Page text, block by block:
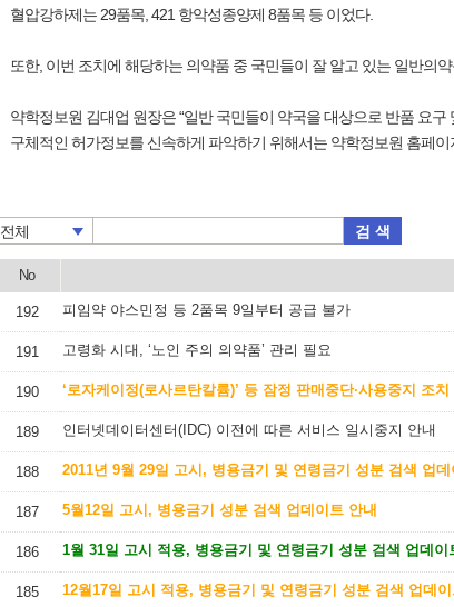
혈압강하제는 29품목, 421 항악성종양제 8품목 등 이었다.
또한, 이번 조치에 해당하는 의약품 중 국민들이 잘 알고 있는 일반의
약학정보원 김대업 원장은 “일반 국민들이 약국을 대상으로 반품 요
구체적인 허가정보를 신속하게 파악하기 위해서는 약학정보원 홈페이
전체 검 색
No
192 피임약 야스민정 등 2품목 9일부터 공급 불가
191 고령화 시대, ‘노인 주의 의약품’ 관리 필요
190 ‘로자케이정(로사르탄칼륨)’ 등 잠정 판매중단·사용중지 조치
189 인터넷데이터센터(IDC) 이전에 따른 서비스 일시중지 안내
188 2011년 9월 29일 고시, 병용금기 및 연령금기 성분 검색 업데
187 5월12일 고시, 병용금기 성분 검색 업데이트 안내
186 1월 31일 고시 적용, 병용금기 및 연령금기 성분 검색 업데이
185 12월17일 고시 적용, 병용금기 및 연령금기 성분 검색 업데이